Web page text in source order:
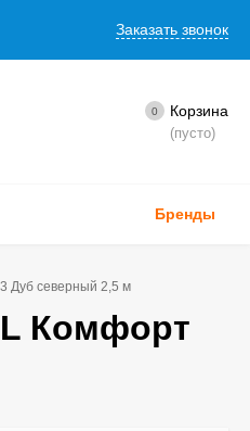
Заказать звонок
0 Корзина
(пусто)
Бренды
Дуб северный 2,5 м
Комфорт